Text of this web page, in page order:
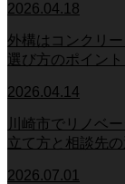
2026.04.18
外構はコンクリ
選び方のポイント
2026.04.14
川崎市でリノベ
立て方と相談先
2026.07.01